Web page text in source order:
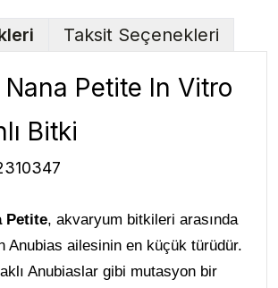
Taksit Seçenekleri
Petite In Vitro
Bitki
Petite, akvaryum bitkileri arasında
Anubias ailesinin en küçük türüdür.
Anubiaslar gibi mutasyon bir